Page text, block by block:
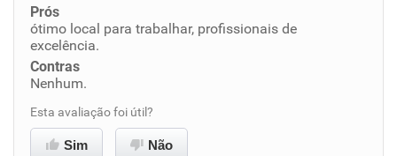
Ambiente de trabalho
Conciliação com a vida familiar
Benefícios
Prós
ótimo local para trabalhar, profissionais de
excelência.
Contras
Nenhum.
Esta avaliação foi útil?
Sim Não